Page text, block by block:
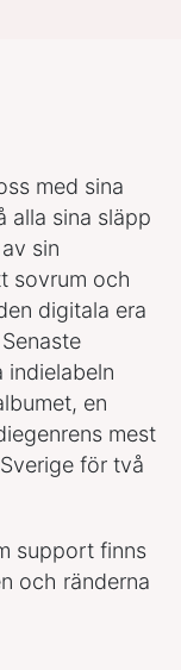
med sina
alla sina släpp
sin
sovrum och
digitala era
indielabeln
en
mest
för två
support finns
och ränderna